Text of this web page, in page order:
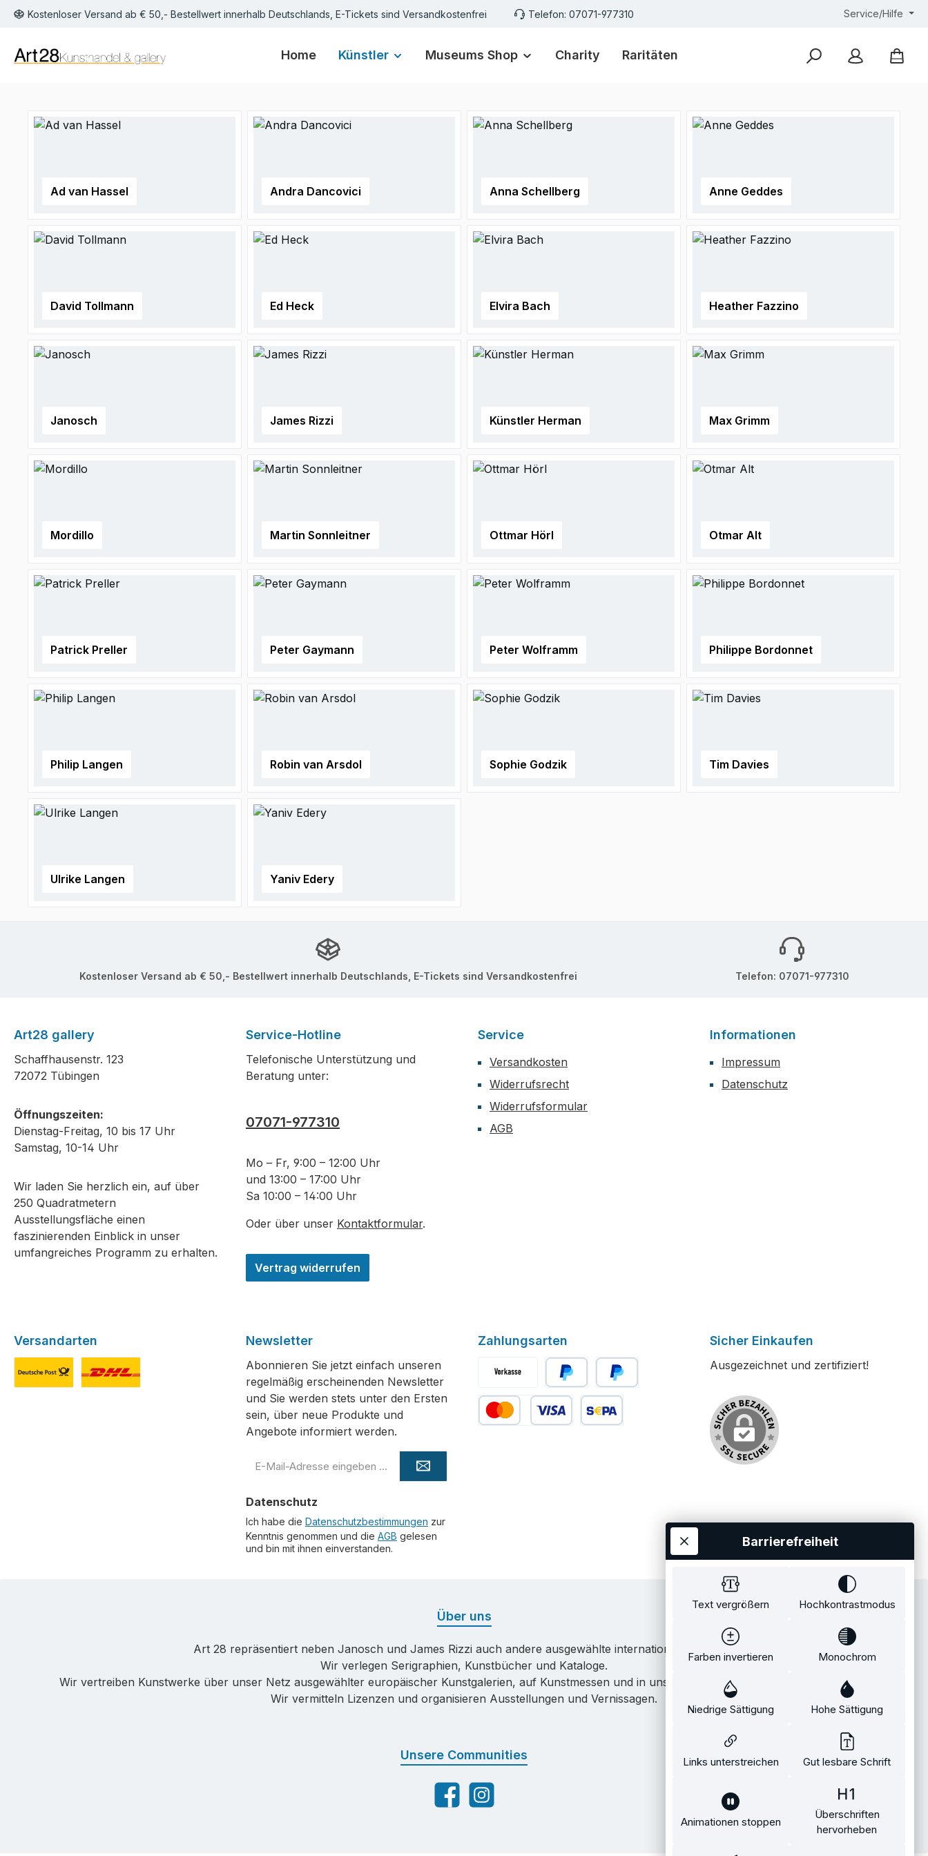
Hauptinhalt springen
Zur Suche springen
Zur Hauptnavigation springen
Kostenloser Versand ab € 50,- Bestellwert innerhalb Deutschlands, E-Tickets sind Versandkostenfrei Telefon: 07071-977310 Service/Hilfe
Home Künstler Museums Shop Charity Raritäten
Ad van Hassel Andra Dancovici Anna Schellberg Anne Geddes
David Tollmann Ed Heck Elvira Bach Heather Fazzino
Janosch James Rizzi Künstler Herman Max Grimm
Mordillo Martin Sonnleitner Ottmar Hörl Otmar Alt
Patrick Preller Peter Gaymann Peter Wolframm Philippe Bordonnet
Philip Langen Robin van Arsdol Sophie Godzik Tim Davies
Ulrike Langen Yaniv Edery
Kostenloser Versand ab € 50,- Bestellwert innerhalb Deutschlands, E-Tickets sind Versandkostenfrei Telefon: 07071-977310
Art28 gallery
Schaffhausenstr. 123
72072 Tübingen
Öffnungszeiten:
Dienstag-Freitag, 10 bis 17 Uhr
Samstag, 10-14 Uhr
Wir laden Sie herzlich ein, auf über
250 Quadratmetern
Ausstellungsfläche einen
faszinierenden Einblick in unser
umfangreiches Programm zu erhalten.
Service-Hotline
Telefonische Unterstützung und
Beratung unter:
07071-977310
Mo – Fr, 9:00 – 12:00 Uhr
und 13:00 – 17:00 Uhr
Sa 10:00 – 14:00 Uhr
Oder über unser Kontaktformular.
Vertrag widerrufen
Service
Versandkosten
Widerrufsrecht
Widerrufsformular
AGB
Informationen
Impressum
Datenschutz
Versandarten Newsletter
Abonnieren Sie jetzt einfach unseren
regelmäßig erscheinenden Newsletter
und Sie werden stets unter den Ersten
sein, über neue Produkte und
Angebote informiert werden.
Mail-
*
Datenschutz
Ich habe die Datenschutzbestimmungen zur
Kenntnis genommen und die AGB gelesen
und bin mit ihnen einverstanden.
Zahlungsarten
Vorkasse PayPal Später Bezahlen
Sicher Einkaufen
Ausgezeichnet und zertifiziert!
Über uns
Art 28 repräsentiert neben Janosch und James Rizzi auch andere ausgewählte internationale Künstler.
Wir verlegen Serigraphien, Kunstbücher und Kataloge.
Wir vertreiben Kunstwerke über unser Netz ausgewählter europäischer Kunstgalerien, auf Kunstmessen und in unserem eigenen Showroom in Tübingen.
Wir vermitteln Lizenzen und organisieren Ausstellungen und Vernissagen.
Unsere Communities
FacebookInstagram
Text vergrößern Hochkontrastmodus
Farben invertieren Monochrom
Niedrige Sättigung Hohe Sättigung
Links unterstreichen Gut lesbare Schrift
Animationen stoppen
Überschriften
hervorheben
Barrierefreiheit